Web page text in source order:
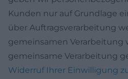
Kunden nur auf Grundlage
über Auftragsverarbeitung
gemeinsamen Verarbeitung
gemeinsame Verarbeitung
Widerruf Ihrer Einwilligung